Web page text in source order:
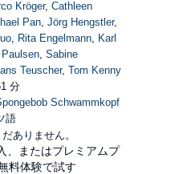
Kröger, Cathleen
Pan, Jörg Hengstler,
, Rita Engelmann, Karl
Paulsen, Sabine
Teuscher, Tom Kenny
分
Schwammkopf
語
ありません。
、またはプレミアムプ
料体験で試す